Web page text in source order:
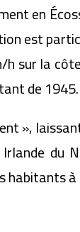
en
est
sur la
de 1945.
»,
du